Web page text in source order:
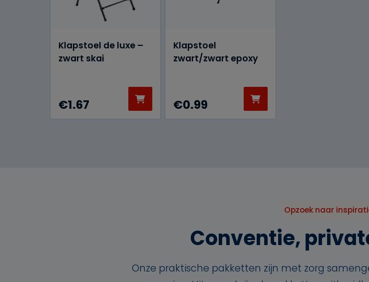
Klapstoel de luxe –
zwart skai
€1.67
Klapstoel
zwart/zwart epoxy
€0.99
Opzoek naar
Conventie,
Onze praktische pakketten zijn met zorg